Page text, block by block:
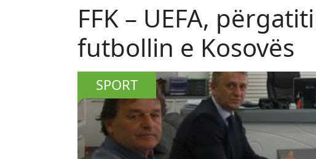
FFK – UEFA,
futbollin e Kosovës
SPORT